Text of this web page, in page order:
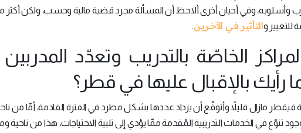
وأسلوبه، وفي أحيان أخرى ألاحظ أن المسألة مجرد قضية مالية وحسب، ولكن أكثر
للتغيير والتأثير في الآخرين.
الخاصّة بالتدريب وتعدّد
بالإقبال عليها في قطر؟
فيقطر مازال قليلاً وأتوقّع أن يزداد عددها بشكل مطرد في الفترة القادمة، أمّا من
تنوّع في الخدمات التدريبية المُقدمة ممّا يؤدي إلى تلبية الاحتياجات، هذا من ناحية